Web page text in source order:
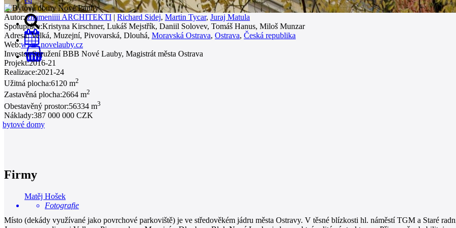
0
Autor: znameniiii ARCHITEKTI | Richard Sidej, Martin Tycar, Juraj Matula
Spolupráce:Kristyna Kirschner, Lukáš Mejstřík, Daniil Solovev, Tomáš Hanus, Miloš Munzar
Adresa:Velká, Muzejní, Pivovarská, Dlouhá, Moravská Ostrava, Ostrava, Česká republika
Web:www.novelauby.cz
Investor:Sdružení BBB Nové Lauby, Magistrát města Ostrava
Projekt:2016-21
Realizace:2021-24
Užitná plocha:6120 m2
Zastavěná plocha:2664 m2
Obestavěný prostor:56334 m3
Náklady:387 000 000 CZK
bytové domy
Firmy
Matěj Hošek
Fotografie
Místo (dekády využívané jako povrchové parkoviště) je ve středověkém jádru města Ostravy. V těsné blízkosti hl. náměstí TGM a Staré